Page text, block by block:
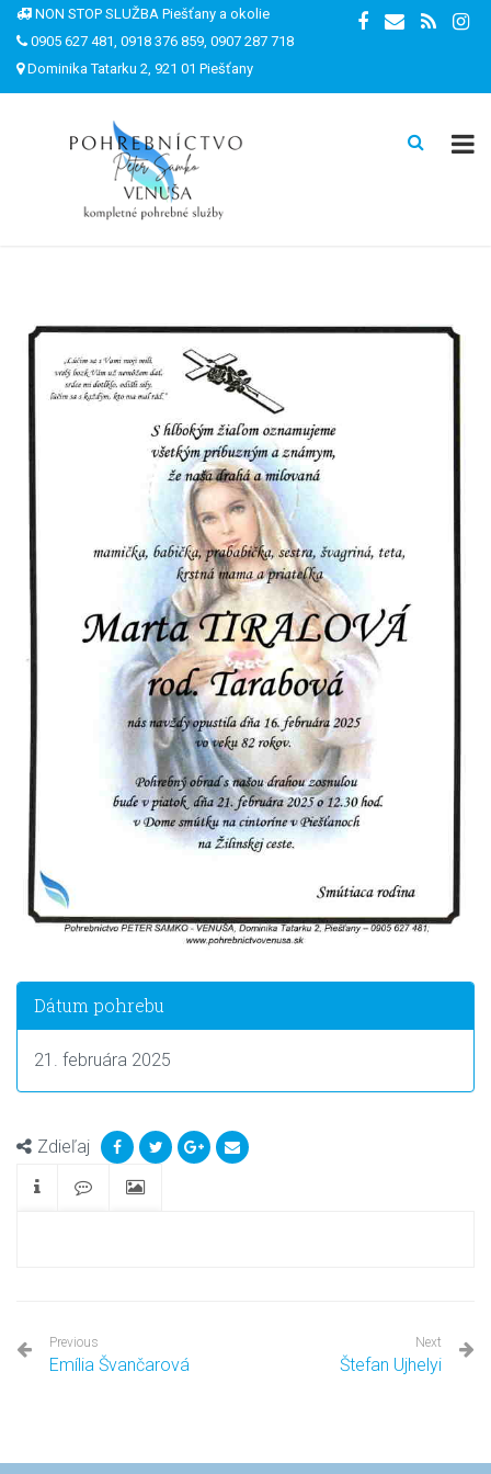
NON STOP SLUŽBA Piešťany a okolie
0905 627 481, 0918 376 859, 0907 287 718
Dominika Tatarku 2, 921 01 Piešťany
Dátum pohrebu
21. februára 2025
Zdieľaj
Previous
Emília Švančarová
Next
Štefan Ujhelyi